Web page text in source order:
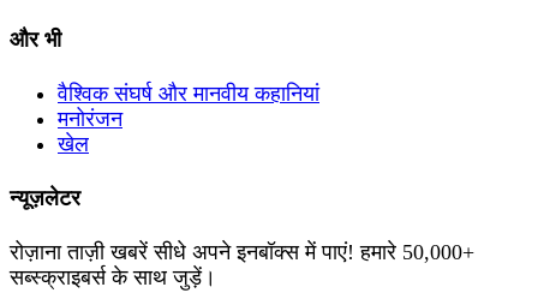
और भी
वैश्विक संघर्ष और मानवीय कहानियां
मनोरंजन
खेल
न्यूज़लेटर
रोज़ाना ताज़ी खबरें सीधे अपने इनबॉक्स में पाएं! हमारे 50,000+
सब्स्क्राइबर्स के साथ जुड़ें।